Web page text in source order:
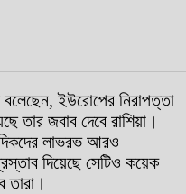
বলেছেন, ইউরোপের নিরাপত্তা
তার জবাব দেবে রাশিয়া।
লাভরভ আরও
দিয়েছে সেটিও কয়েক
তারা।